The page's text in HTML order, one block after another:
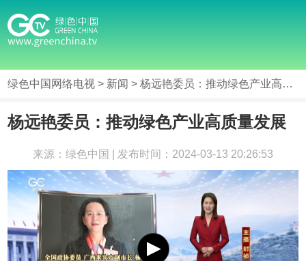
绿色中国网络电视 > 新闻 > 杨远艳委员：推动绿色产业高质量发展
杨远艳委员：推动绿色产业高质量发展
来源：绿色中国 | 发布时间：2024-03-13 20:26:53